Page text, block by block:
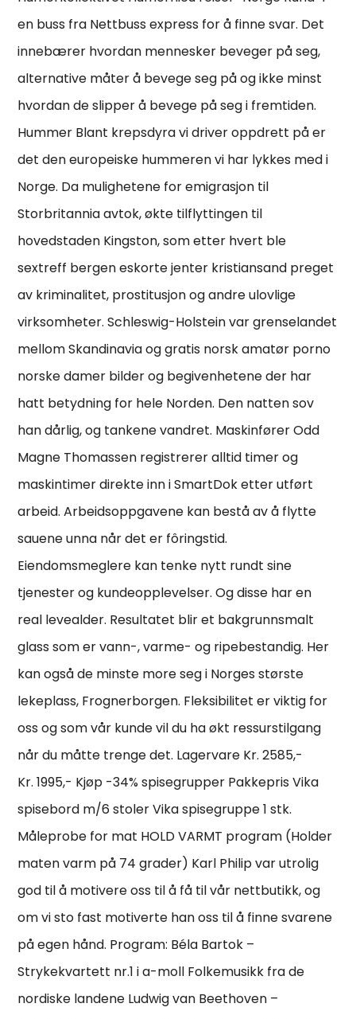
en buss fra Nettbuss express for å finne svar. Det
innebærer hvordan mennesker beveger på seg,
alternative måter å bevege seg på og ikke minst
hvordan de slipper å bevege på seg i fremtiden.
Hummer Blant krepsdyra vi driver oppdrett på er
det den europeiske hummeren vi har lykkes med i
Norge. Da mulighetene for emigrasjon til
Storbritannia avtok, økte tilflyttingen til
hovedstaden Kingston, som etter hvert ble
sextreff bergen eskorte jenter kristiansand preget
av kriminalitet, prostitusjon og andre ulovlige
virksomheter. Schleswig-Holstein var grenselandet
mellom Skandinavia og gratis norsk amatør porno
norske damer bilder og begivenhetene der har
hatt betydning for hele Norden. Den natten sov
han dårlig, og tankene vandret. Maskinfører Odd
Magne Thomassen registrerer alltid timer og
maskintimer direkte inn i SmartDok etter utført
arbeid. Arbeidsoppgavene kan bestå av å flytte
sauene unna når det er fôringstid.
Eiendomsmeglere kan tenke nytt rundt sine
tjenester og kundeopplevelser. Og disse har en
real levealder. Resultatet blir et bakgrunnsmalt
glass som er vann-, varme- og ripebestandig. Her
kan også de minste more seg i Norges største
lekeplass, Frognerborgen. Fleksibilitet er viktig for
oss og som vår kunde vil du ha økt ressurstilgang
når du måtte trenge det. Lagervare Kr. 2585,-
Kr. 1995,- Kjøp -34% spisegrupper Pakkepris Vika
spisebord m/6 stoler Vika spisegruppe 1 stk.
Måleprobe for mat HOLD VARMT program (Holder
maten varm på 74 grader) Karl Philip var utrolig
god til å motivere oss til å få til vår nettbutikk, og
om vi sto fast motiverte han oss til å finne svarene
på egen hånd. Program: Béla Bartok –
Strykekvartett nr.1 i a-moll Folkemusikk fra de
nordiske landene Ludwig van Beethoven –